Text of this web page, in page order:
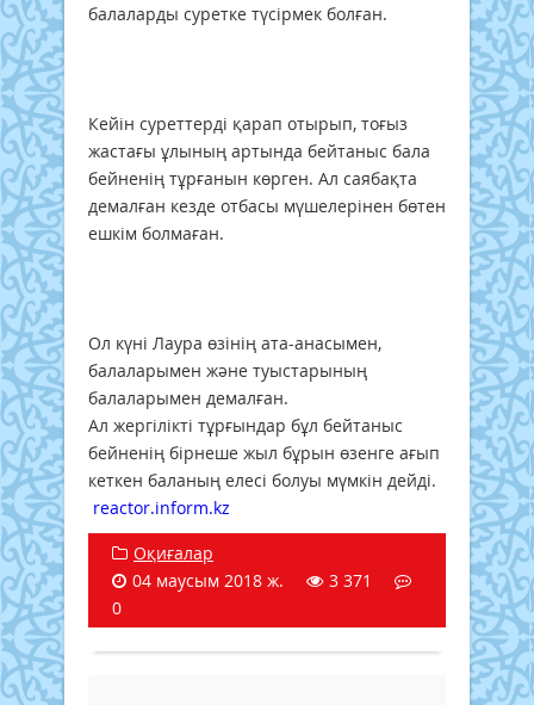
балаларды суретке түсірмек болған.
Кейін суреттерді қарап отырып, тоғыз
жастағы ұлының артында бейтаныс бала
бейненің тұрғанын көрген. Ал саябақта
демалған кезде отбасы мүшелерінен бөтен
ешкім болмаған.
Ол күні Лаура өзінің ата-анасымен,
балаларымен және туыстарының
балаларымен демалған.
Ал жергілікті тұрғындар бұл бейтаныс
бейненің бірнеше жыл бұрын өзенге ағып
кеткен баланың елесі болуы мүмкін дейді.
reactor.inform.kz
Оқиғалар
04 маусым 2018 ж.
3 371
0